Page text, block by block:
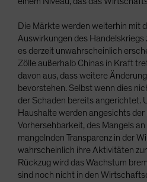
Die Märkte werden weiterhin mit
Auswirkungen des Handelskriegs
es derzeit unwahrscheinlich
Zölle außerhalb Chinas in Kraft
davon aus, dass weitere
bevorstehen. Selbst wenn dies
der Schaden bereits angerichtet.
Haushalte werden angesichts der
Vorhersehbarkeit, des Mangels
mangelnden Transparenz in der
wahrscheinlich ihre Aktivitäten
Rückzug wird das Wachstum
sind noch nicht in den